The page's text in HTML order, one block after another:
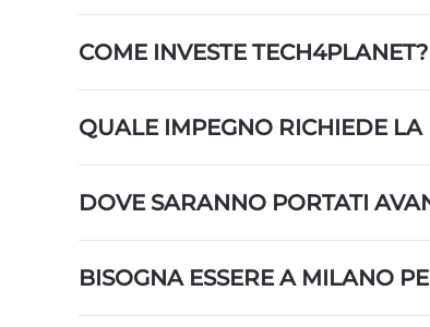
COME INVESTE TECH4PLANET?
QUALE IMPEGNO RICHIEDE
DOVE SARANNO PORTATI
BISOGNA ESSERE A MILANO